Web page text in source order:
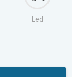
Led